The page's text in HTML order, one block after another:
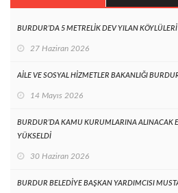
BURDUR’DA 5 METRELİK DEV YILAN
27 Haziran 2026
AİLE VE SOSYAL HİZMETLER BAKANLIĞI
14 Mayıs 2026
BURDUR’DA KAMU KURUMLARINA ALINACAK
YÜKSELDİ
30 Haziran 2026
BURDUR BELEDİYE BAŞKAN YARDIMCISI